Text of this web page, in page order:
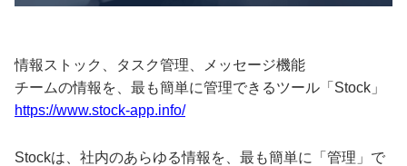
情報ストック、タスク管理、メッセージ機能
チームの情報を、最も簡単に管理できるツール「Stock」
https://www.stock-app.info/
Stockは、社内のあらゆる情報を、最も簡単に「管理」で